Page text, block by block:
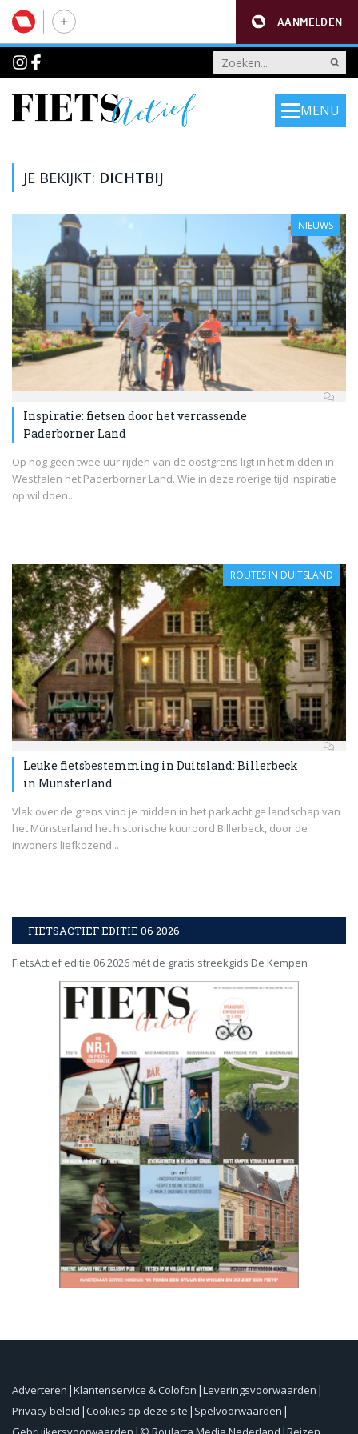
AANMELDEN
MENU
JE BEKIJKT: DICHTBIJ
NIEUWS
Inspiratie: fietsen door het verrassende
Paderborner Land
Op nog geen twee uur rijden van de oostgrens ligt in het midden in
Westfalen het Paderborner Land. Wie in deze roerige tijd inspiratie
op wil doen...
ROUTES IN DUITSLAND
Leuke fietsbestemming in Duitsland: Billerbeck
in Münsterland
Vlak over de grens vind je midden in het parkachtige landschap van
het Münsterland het historische kuuroord Billerbeck, door de
inwoners liefkozend...
FIETSACTIEF EDITIE 06 2026
FietsActief editie 06 2026 mét de gratis streekgids De Kempen
Adverteren Klantenservice & Colofon Leveringsvoorwaarden
Privacy beleid Cookies op deze site Spelvoorwaarden